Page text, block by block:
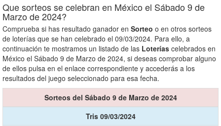
Que sorteos se celebran en México el Sábado 9 de
Marzo de 2024?
Comprueba si has resultado ganador en Sorteo o en otros sorteos
de loterías que se han celebrado el 09/03/2024. Para ello, a
continuación te mostramos un listado de las Loterías celebrados en
México el Sábado 9 de Marzo de 2024, si deseas comprobar alguno
de ellos pulsa en el enlace correspondiente y accederás a los
resultados del juego seleccionado para esa fecha.
Sorteos del Sábado 9 de Marzo de 2024
Tris 09/03/2024